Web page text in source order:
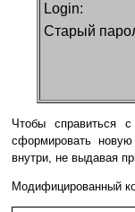
Login:
Старый
Чтобы справиться
сформировать
внутри, не выдавая
Модифицированный